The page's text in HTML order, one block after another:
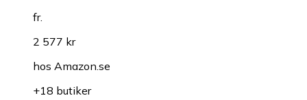
fr.
2 577 kr
hos Amazon.se
+18 butiker